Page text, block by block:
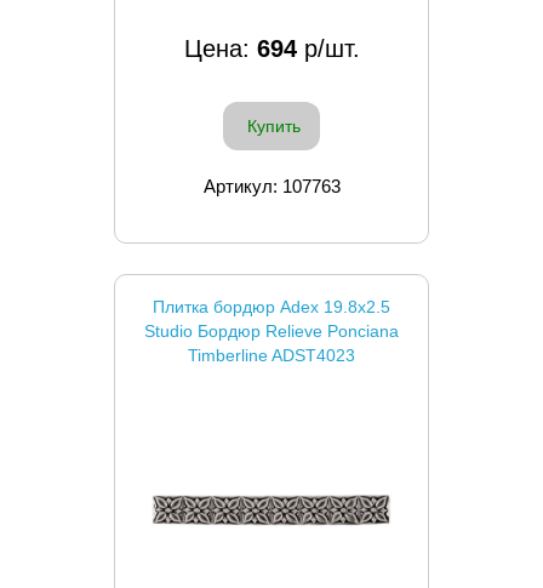
Цена: 694р/шт.
Купить
Артикул: 107763
Плитка бордюр Adex 19.8x2.5
Studio Бордюр Relieve Ponciana
Timberline ADST4023